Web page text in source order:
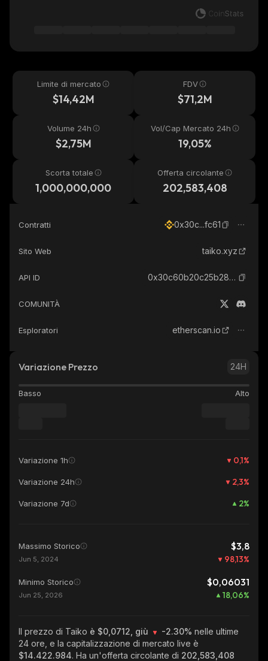
Limite di mercato
$14,42M
FDV
$71,2M
Volume 24h
$2,75M
Vol/Cap Mercato 24h
19,05%
Scorta totale
1,000,000,000
Offerta circolante
202,583,408
Contratti 0x30c...fc61
Sito Web taiko.xyz
API ID 0x30c60b20c25b2810ca524810467a0c342294fc61_binance_smart
COMUNITÀ
Esploratori etherscan.io
Variazione Prezzo 24H
Basso Alto
Variazione 1h 0,1%
Variazione 24h 2,3%
Variazione 7d 2%
Massimo Storico $3,8
Jun 5, 2024 98,13%
Minimo Storico $0,06031
Jun 25, 2026 18,06%
Il prezzo di Taiko è $0,0712, giù -2.30% nelle ultime
24 ore, e la capitalizzazione di mercato live è
$14.422.984. Ha un'offerta circolante di 202,583,408